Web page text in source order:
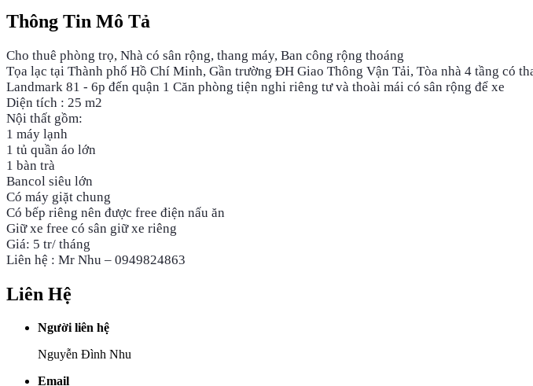
Thông Tin Mô Tả
Cho thuê phòng trọ, Nhà có sân rộng, thang máy, Ban công rộng thoáng
Tọa lạc tại Thành phố Hồ Chí Minh, Gần trường ĐH Giao Thông Vận Tải, Tòa nhà 4 tầng có
Landmark 81 - 6p đến quận 1 Căn phòng tiện nghi riêng tư và thoài mái có sân rộng để xe
Diện tích : 25 m2
Nội thất gồm:
1 máy lạnh
1 tủ quần áo lớn
1 bàn trà
Bancol siêu lớn
Có máy giặt chung
Có bếp riêng nên được free điện nấu ăn
Giữ xe free có sân giữ xe riêng
Giá: 5 tr/ tháng
Liên hệ : Mr Nhu – 0949824863
Liên Hệ
Người liên hệ
Nguyễn Đình Nhu
Email